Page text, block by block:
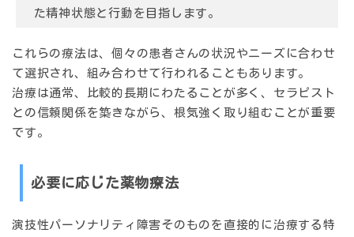
た精神状態と行動を目指します。
これらの療法は、個々の患者さんの状況やニーズに合わせ
て選択され、組み合わせて行われることもあります。
治療は通常、
比較的長期にわたる ことが多く、セラピスト
との信頼関係を築きながら、根気強く取り組むことが重要
です。
必要に応じた薬物療法
演技性パーソナリティ障害そのものを直接的に治療する特